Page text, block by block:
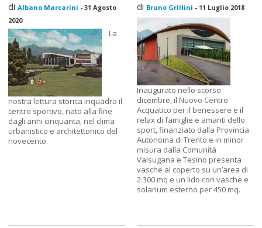
diAlbano Marcarini -31 Agosto
2020
La
nostra lettura storica inquadra il
centro sportivo, nato alla fine
dagli anni cinquanta, nel clima
urbanistico e architettonico del
novecento.
di Bruno Grillini - 11 Luglio 2018
Inaugurato nello scorso
dicembre, il Nuovo Centro
Acquatico per il benessere e il
relax di famiglie e amanti dello
sport, finanziato dalla Provincia
Autonoma di Trento e in minor
misura dalla Comunità
Valsugana e Tesino presenta
vasche al coperto su un’area di
2.300 mq e un lido con vasche e
solarium esterno per 450 mq.